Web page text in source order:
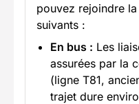
pouvez rejoindre
suivants :
En bus : Les
assurées par la
(ligne T81,
trajet dure